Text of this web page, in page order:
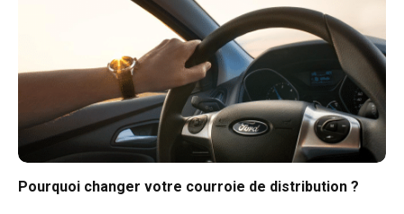
Pourquoi changer votre courroie de distribution ?